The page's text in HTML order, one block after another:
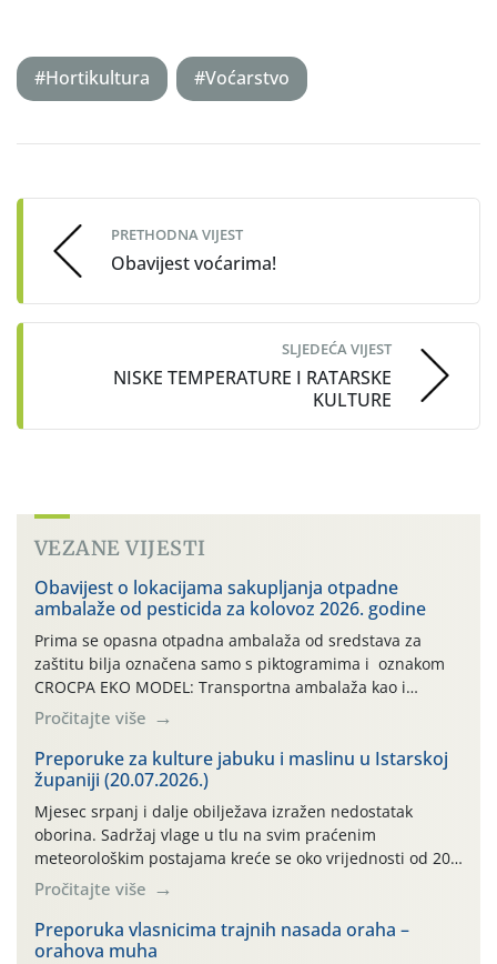
#Hortikultura #Voćarstvo
navigation
PRETHODNA VIJEST
Obavijest voćarima!
SLJEDEĆA VIJEST
NISKE TEMPERATURE I RATARSKE
KULTURE
VEZANE VIJESTI
Obavijest o lokacijama sakupljanja otpadne
ambalaže od pesticida za kolovoz 2026. godine
Prima se opasna otpadna ambalaža od sredstava za
zaštitu bilja označena samo s piktogramima i oznakom
CROCPA EKO MODEL: Transportna ambalaža kao i
ambalaža drugih proizvoda koji nisu sredstva za zaštitu
bilja (npr. ambalaža od mineralnih gnojiva,) se ne
prihvaća. Korisnicima je osiguran besplatni povrat
prazne ambalaže isključivo ovih tvrtki: AGROCHEM-MAKS,
AGRONOM, ALBAUGH TKI* (PINUS […]
Pročitajte više
Preporuke za kulture jabuku i maslinu u Istarskoj
županiji (20.07.2026.)
Mjesec srpanj i dalje obilježava izražen nedostatak
oborina. Sadržaj vlage u tlu na svim praćenim
meteorološkim postajama kreće se oko vrijednosti od 200
cb, zbog čega se i nadalje preporučuje redovito
navodnjavanje te folijarna prihrana. U tijeku je berba
ranijih sorti jabuka. Prilikom berbe važno je ubrane
plodove odmah ukloniti sa sunca i što prije […]
Pročitajte više
Preporuka vlasnicima trajnih nasada oraha –
orahova muha